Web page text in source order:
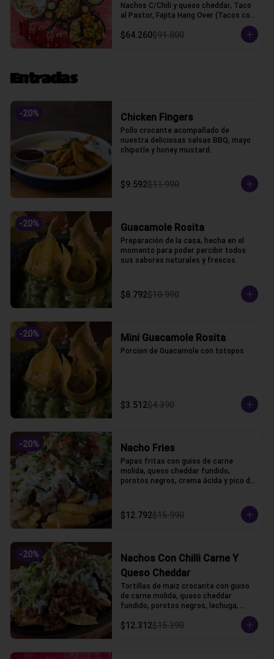
Nachos C/Chili y queso cheddar, Taco
al Pastor, Fajita Hang Over (Tacos con
$64.260$91.800
Entradas
-20% Chicken Fingers
Pollo crocante acompañado de
nuestra deliciosas salsas BBQ, mayo
chipotle y honey mustard.
$9.592$11.990
-20% Guacamole Rosita
Preparación de la casa, hecha en el
momento para poder percibir todos
sus sabores naturales y frescos.
$8.792$10.990
-20% Mini Guacamole Rosita
Porcion de Guacamole con totopos
$3.512$4.390
-20% Nacho Fries
Papas fritas con guiso de carne
molida, queso cheddar fundido,
porotos negros, crema ácida y pico de
$12.792$15.990
-20%
Nachos Con Chilli Carne Y
Queso Cheddar
Tortillas de maiz crocante con guiso
de carne molida, queso cheddar
fundido, porotos negros, lechuga,
$12.312$15.390